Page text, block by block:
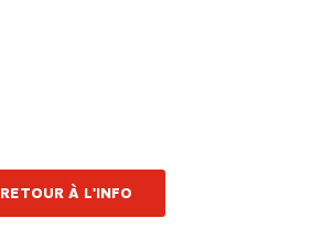
RETOUR À L'INFO